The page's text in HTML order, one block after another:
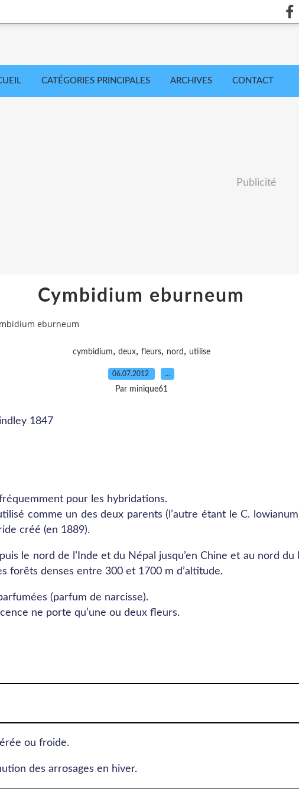
CATÉGORIES PRINCIPALES ARCHIVES CONTACT
Publicité
Cymbidium eburneum
eburneum
cymbidium, deux, fleurs, nord , utilise
06.07.2012 …
Par minique61
1847
pour les hybridations.
comme un des deux parents (l’autre étant le C.
créé (en 1889).
le nord de l’Inde et du Népal jusqu’en Chine et au nord du
forêts denses entre 300 et 1700 m d’altitude.
(parfum de narcisse).
ne porte qu’une ou deux fleurs.
ou froide.
des arrosages en hiver.